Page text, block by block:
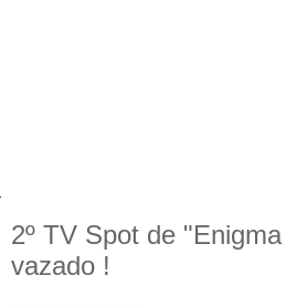
2º TV Spot de
vazado !